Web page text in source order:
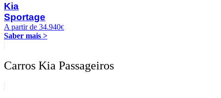
Kia
Sportage
A partir de 34.940€
Saber mais >
Carros Kia Passageiros